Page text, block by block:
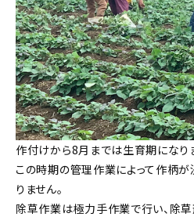
作付けから8月までは生育期になり
この時期の管理作業によって作柄
りません。
除草作業は極力手作業で行い、除